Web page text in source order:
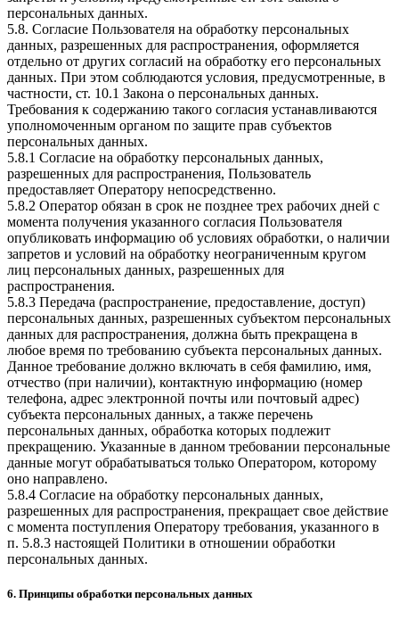
персональных данных.
5.8. Согласие Пользователя на обработку персональных
данных, разрешенных для распространения, оформляется
отдельно от других согласий на обработку его персональных
данных. При этом соблюдаются условия, предусмотренные, в
частности, ст. 10.1 Закона о персональных данных.
Требования к содержанию такого согласия устанавливаются
уполномоченным органом по защите прав субъектов
персональных данных.
5.8.1 Согласие на обработку персональных данных,
разрешенных для распространения, Пользователь
предоставляет Оператору непосредственно.
5.8.2 Оператор обязан в срок не позднее трех рабочих дней с
момента получения указанного согласия Пользователя
опубликовать информацию об условиях обработки, о наличии
запретов и условий на обработку неограниченным кругом
лиц персональных данных, разрешенных для
распространения.
5.8.3 Передача (распространение, предоставление, доступ)
персональных данных, разрешенных субъектом персональных
данных для распространения, должна быть прекращена в
любое время по требованию субъекта персональных данных.
Данное требование должно включать в себя фамилию, имя,
отчество (при наличии), контактную информацию (номер
телефона, адрес электронной почты или почтовый адрес)
субъекта персональных данных, а также перечень
персональных данных, обработка которых подлежит
прекращению. Указанные в данном требовании персональные
данные могут обрабатываться только Оператором, которому
оно направлено.
5.8.4 Согласие на обработку персональных данных,
разрешенных для распространения, прекращает свое действие
с момента поступления Оператору требования, указанного в
п. 5.8.3 настоящей Политики в отношении обработки
персональных данных.
6. Принципы обработки персональных данных